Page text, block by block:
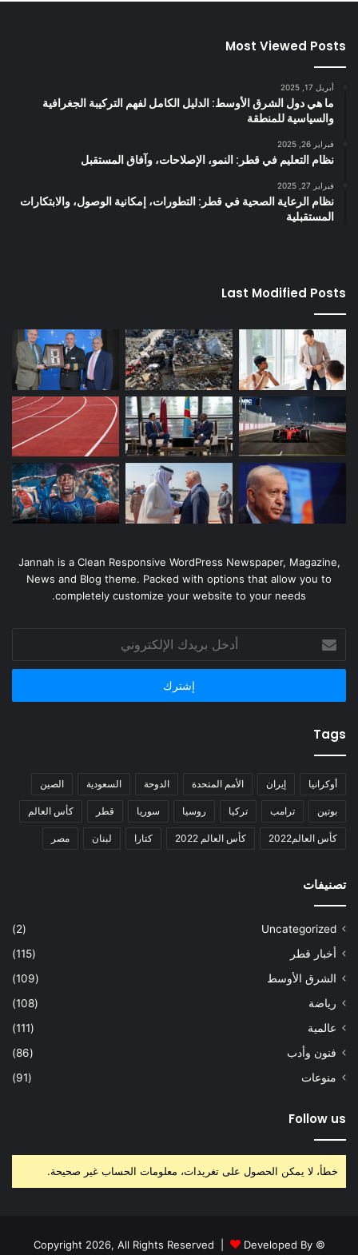
Most Viewed Posts
أبريل 17, 2025
ما هي دول الشرق الأوسط: الدليل الكامل لفهم التركيبة الجغرافية
والسياسية للمنطقة
فبراير 26, 2025
نظام التعليم في قطر: النمو، الإصلاحات، وآفاق المستقبل
فبراير 27, 2025
نظام الرعاية الصحية في قطر: التطورات، إمكانية الوصول، والابتكارات
المستقبلية
Last Modified Posts
Jannah is a Clean Responsive WordPress Newspaper, Magazine,
News and Blog theme. Packed with options that allow you to
completely customize your website to your needs.
بريدك
الإلكتروني
Tags
أوكرانيا إيران الأمم المتحدة الدوحة السعودية الصين
بوتين ترامب تركيا روسيا سوريا قطر كأس العالم
كأس العالم2022 كأس العالم 2022 كتارا لبنان مصر
تصنيفات
Uncategorized
(2)
أخبار قطر
(115)
الشرق الأوسط
(109)
رياضة
(108)
عالمية
(111)
فنون وأدب
(86)
منوعات
(91)
Follow us
خطأ، لا يمكن الحصول على تغريدات، معلومات الحساب غير صحيحة.
© Copyright 2026, All Rights Reserved |
Developed By